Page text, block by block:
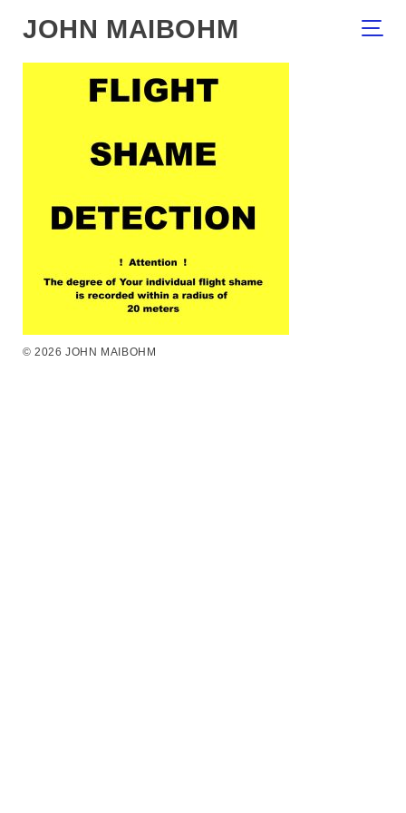
JOHN MAIBOHM
© 2026 JOHN MAIBOHM